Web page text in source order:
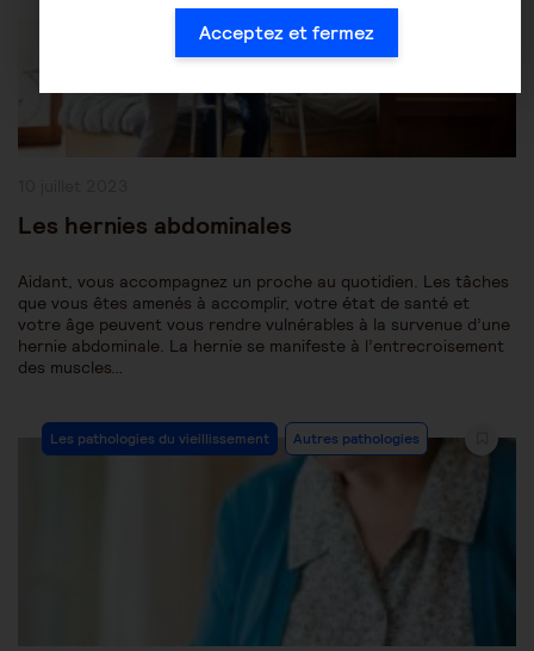
Les hernies abdominales
Aidant, vous accompagnez un proche au quotidien. Les tâches
que vous êtes amenés à accomplir, votre état de santé et
votre âge peuvent vous rendre vulnérables à la survenue d’une
hernie abdominale. La hernie se manifeste à l’entrecroisement
des muscles…
Post
Category:
Les pathologies du vieillissement Autres pathologies
Acceptez et fermez